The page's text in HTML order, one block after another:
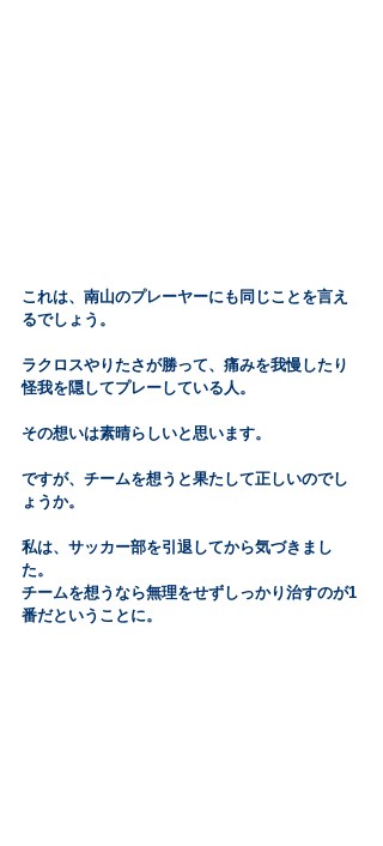
これは、南山のプレーヤーにも同じことを言え
るでしょう。
ラクロスやりたさが勝って、痛みを我慢したり
怪我を隠してプレーしている人。
その想いは素晴らしいと思います。
ですが、チームを想うと果たして正しいのでし
ょうか。
私は、サッカー部を引退してから気づきまし
た。
チームを想うなら無理をせずしっかり治すのが1
番だということに。